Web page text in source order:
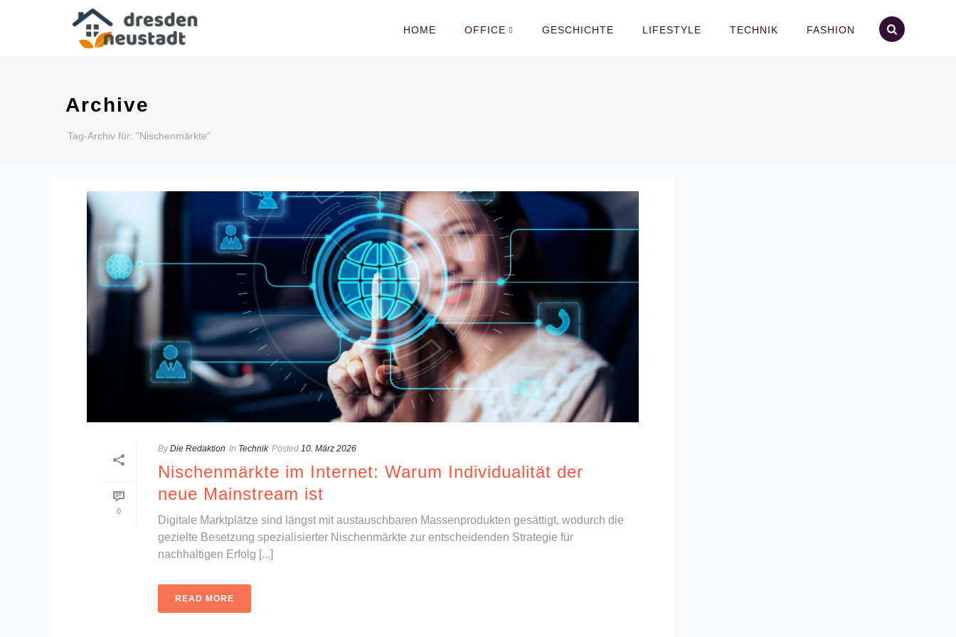
HOME OFFICE GESCHICHTE LIFESTYLE TECHNIK FASHION
Archive
Tag-Archiv für: "Nischenmärkte"
0
By Die Redaktion In Technik Posted 10. März 2026
Nischenmärkte im Internet: Warum Individualität der
neue Mainstream ist
Digitale Marktplätze sind längst mit austauschbaren Massenprodukten gesättigt, wodurch die
gezielte Besetzung spezialisierter Nischenmärkte zur entscheidenden Strategie für
nachhaltigen Erfolg [...]
READ MORE